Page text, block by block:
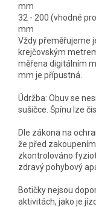
mm
32 - 200 (vhodné
mm
Vždy přeměřujeme
krejčovským
měřena digitálním
mm je přípustná.
Údržba: Obuv se
sušičce. Špínu lze
Dle zákona na
že před
zkontrolováno
zdravý pohybový
Botičky nejsou
aktivitách, jako je